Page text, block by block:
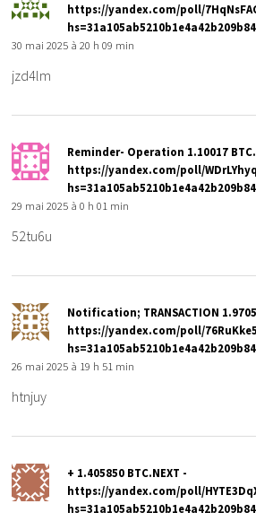
https://yandex.com/poll/
30 mai 2025 à 20 h 09 min
jzd4lm
Reminder- Operation 1.10017
https://yandex.com/poll/
29 mai 2025 à 0 h 01 min
52tu6u
Notification; TRANSACTION
https://yandex.com/poll/
26 mai 2025 à 19 h 51 min
htnjuy
+ 1.405850 BTC.NEXT -
https://yandex.com/poll/